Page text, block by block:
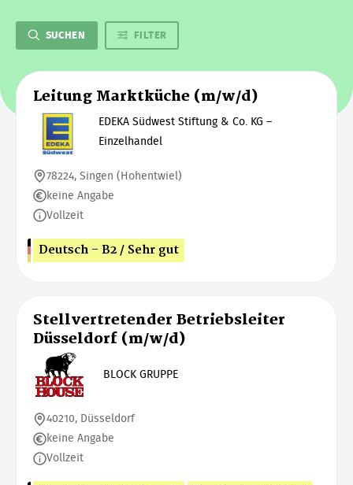
SUCHEN FILTER
Leitung Marktküche (m/w/d)
EDEKA Südwest Stiftung & Co. KG –
Einzelhandel
78224, Singen (Hohentwiel)
keine Angabe
Vollzeit
Deutsch - B2 / Sehr gut
Stellvertretender Betriebsleiter
Düsseldorf (m/w/d)
BLOCK GRUPPE
40210, Düsseldorf
keine Angabe
Vollzeit